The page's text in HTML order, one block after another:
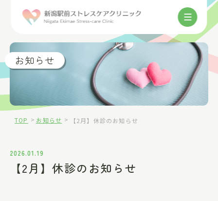
025-384-8832
当院について
お知らせ
TOP > お知らせ > 【2月】休診のお知らせ
2026.01.19
【2月】休診のお知らせ